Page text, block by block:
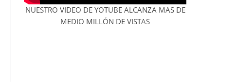
NUESTRO VIDEO DE YOTUBE ALCANZA MAS DE
MEDIO MILLÓN DE VISTAS